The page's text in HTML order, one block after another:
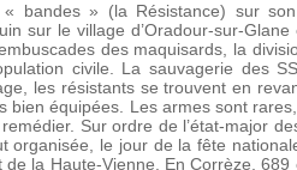
« bandes » (la Résistance) sur
sur le village d’Oradour-sur-
des maquisards, la
civile. La sauvagerie des
les résistants se trouvent en
bien équipées. Les armes sont
Sur ordre de l’état-major
organisée, le jour de la fête
la Haute-Vienne. En Corrèze,